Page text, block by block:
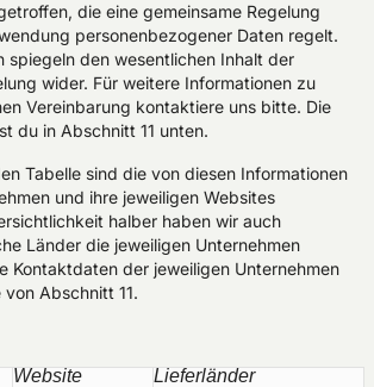
die eine gemeinsame Regelung
personenbezogener Daten regelt.
spiegeln den wesentlichen Inhalt der
wider. Für weitere Informationen zu
Vereinbarung kontaktiere uns bitte. Die
du in Abschnitt 11 unten.
Tabelle sind die von diesen Informationen
und ihre jeweiligen Websites
halber haben wir auch
Länder die jeweiligen Unternehmen
Kontaktdaten der jeweiligen Unternehmen
Abschnitt 11.
Website Lieferländer